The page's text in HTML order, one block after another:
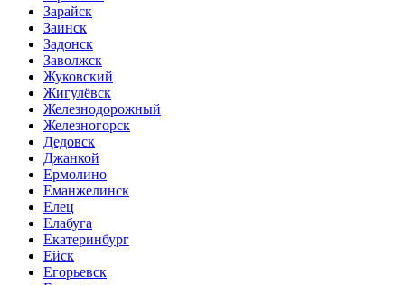
Зарайск
Заинск
Задонск
Заволжск
Жуковский
Жигулёвск
Железнодорожный
Железногорск
Дедовск
Джанкой
Ермолино
Еманжелинск
Елец
Елабуга
Екатеринбург
Ейск
Егорьевск